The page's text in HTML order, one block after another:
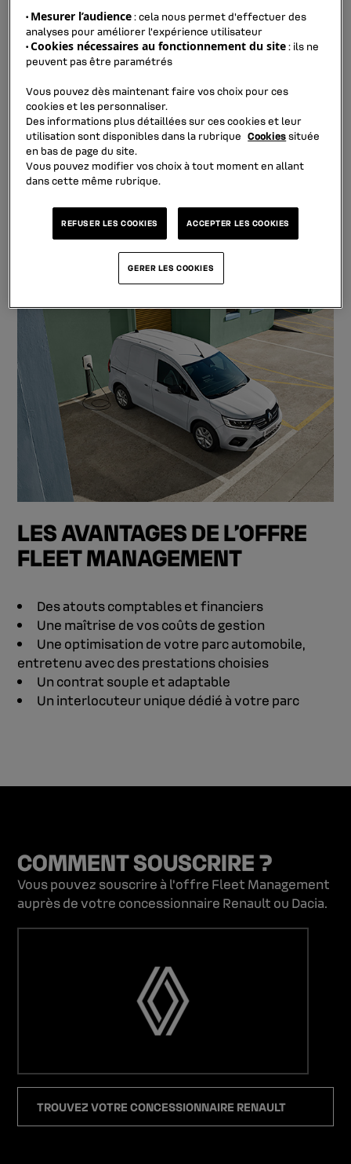
ACCÉDEZ À NOS SERVICES
Avec Fleet Management, vous pouvez
l’ensemble de nos prestations
quel que soit le
mode d’acquisition de votre parc automobile.
Ainsi, vous pouvez bénéficier de tous nos services.
services au véhicule
mobilité
LES AVANTAGES DE L’OFFRE
FLEET MANAGEMENT
Des atouts comptables et financiers
Une maîtrise de vos coûts de gestion
Une optimisation de votre parc automobile,
entretenu avec des prestations choisies
Un contrat souple et adaptable
Un interlocuteur unique dédié à votre parc
COMMENT SOUSCRIRE ?
Vous pouvez souscrire à l’offre Fleet Management
auprès de votre concessionnaire Renault ou Dacia.
TROUVEZ VOTRE CONCESSIONNAIRE RENAULT
• Mesurer l’audience: cela nous permet d'effectuer des
analyses pour améliorer l’expérience utilisateur
•Cookies nécessaires au fonctionnement du site: ils ne
peuvent pas être paramétrés
Vous pouvez dès maintenant faire vos choix pour ces
cookies et les personnaliser.
Des informations plus détaillées sur ces cookies et leur
utilisation sont disponibles dans la rubrique Cookiessituée
en bas de page du site.
Vous pouvez modifier vos choix à tout moment en allant
dans cette même rubrique.
REFUSER LES COOKIES ACCEPTER LES COOKIES
GERER LES COOKIES